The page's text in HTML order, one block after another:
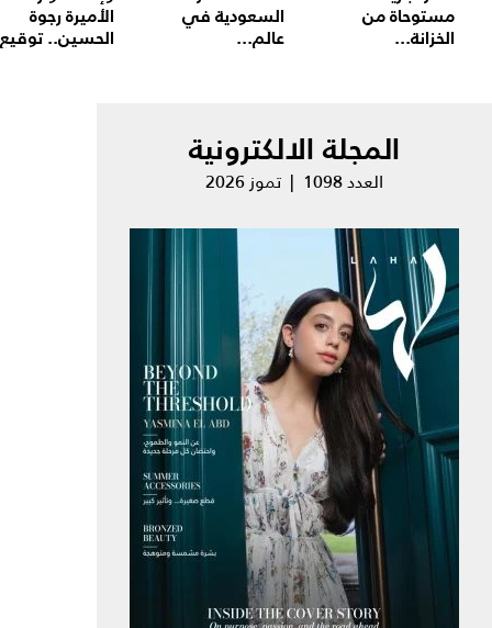
مستوحاة من
الخزانة...
السعودية في
عالم...
الأميرة رجوة
الحسين..
المجلة الالكترونية
العدد 1098 | تموز 2026